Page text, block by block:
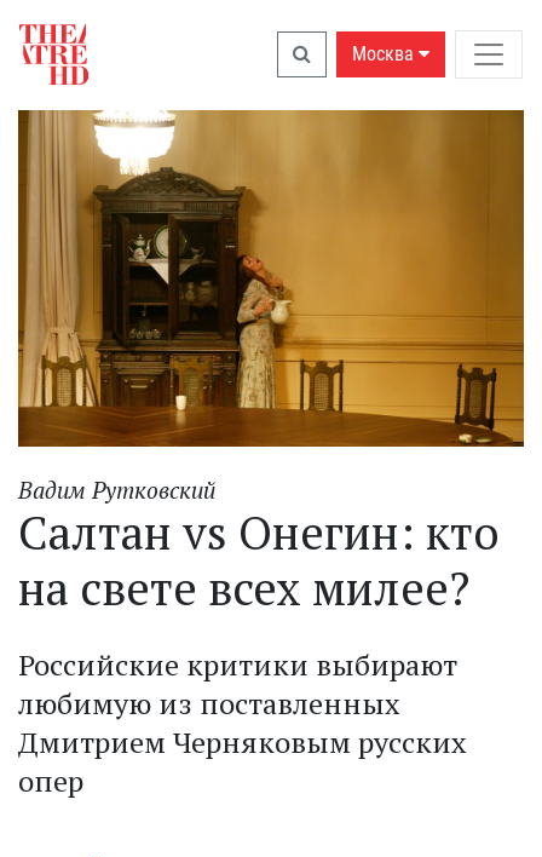
Москва
Вадим Рутковский
Салтан vs Онегин: кто
на свете всех милее?
Российские критики выбирают
любимую из поставленных
Дмитрием Черняковым русских
опер